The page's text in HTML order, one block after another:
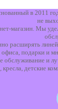
в 2011
не
магазин. Мы
расширять
подарки и
обслуживание
кресла, детские